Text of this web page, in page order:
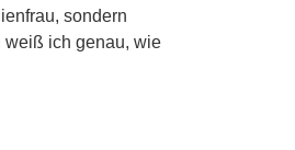
sondern
weiß ich genau, wie